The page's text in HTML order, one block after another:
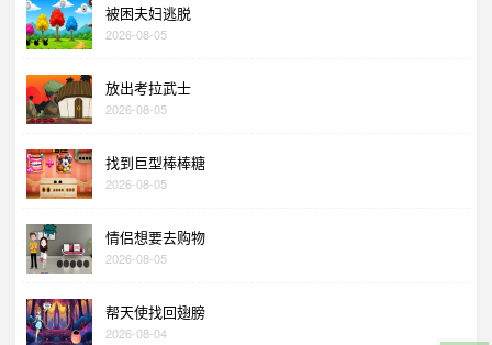
被困夫妇逃脱
2026-08-05
放出考拉武士
2026-08-05
找到巨型棒棒糖
2026-08-05
情侣想要去购物
2026-08-05
帮天使找回翅膀
2026-08-04